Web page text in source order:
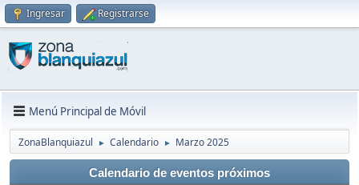
Ingresar Registrarse
Menú Principal de Móvil
ZonaBlanquiazul ► Calendario ► Marzo 2025
Calendario de eventos próximos